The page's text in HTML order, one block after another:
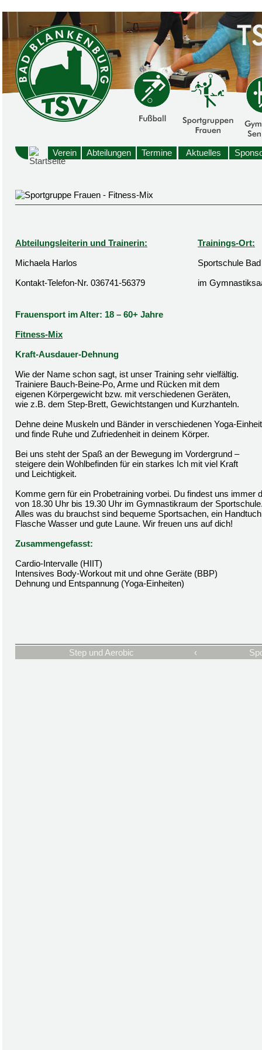
Verein Abteilungen Termine Aktuelles
Abteilungsleiterin und Trainerin:
Michaela Harlos
Kontakt-Telefon-Nr. 036741-56379
Trainings-Ort:
Sportschule
im
Frauensport im Alter: 18 – 60+ Jahre
Fitness-Mix
Kraft-Ausdauer-Dehnung
Wie der Name schon sagt, ist unser Training sehr vielfältig.
Trainiere Bauch-Beine-Po, Arme und Rücken mit dem
eigenen Körpergewicht bzw. mit verschiedenen Geräten,
wie z.B. dem Step-Brett, Gewichtstangen und Kurzhanteln.
Dehne deine Muskeln und Bänder in verschiedenen Yoga-
und finde Ruhe und Zufriedenheit in deinem Körper.
Bei uns steht der Spaß an der Bewegung im Vordergrund –
steigere dein Wohlbefinden für ein starkes Ich mit viel Kraft
und Leichtigkeit.
Komme gern für ein Probetraining vorbei. Du findest uns immer
von 18.30 Uhr bis 19.30 Uhr im Gymnastikraum der
Alles was du brauchst sind bequeme Sportsachen, ein
Flasche Wasser und gute Laune. Wir freuen uns auf dich!
Zusammengefasst:
Cardio-Intervalle (HIIT)
Intensives Body-Workout mit und ohne Geräte (BBP)
Dehnung und Entspannung (Yoga-Einheiten)
Step und Aerobic ‹